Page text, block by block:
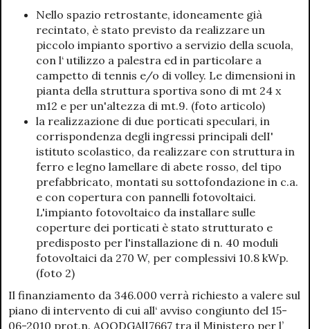
Nello spazio retrostante, idoneamente già
recintato, è stato previsto da realizzare un
piccolo impianto sportivo a servizio della scuola,
con l‘ utilizzo a palestra ed in particolare a
campetto di tennis e/o di volley. Le dimensioni in
pianta della struttura sportiva sono di mt 24 x
m12 e per un'altezza di mt.9. (foto articolo)
la realizzazione di due porticati speculari, in
corrispondenza degli ingressi principali delI'
istituto scolastico, da realizzare con struttura in
ferro e legno lamellare di abete rosso, del tipo
prefabbricato, montati su sottofondazione in c.a.
e con copertura con pannelli fotovoltaici.
L'impianto fotovoltaico da installare sulle
coperture dei porticati è stato strutturato e
predisposto per l'installazione di n. 40 moduli
fotovoltaici da 270 W, per complessivi 10.8 kWp.
(foto 2)
Il finanziamento da 346.000 verrà richiesto a valere sul
piano di intervento di cui all‘ avviso congiunto del 15-
06-2010 prot.n. AOODGAlI7667 tra il Ministero per l’